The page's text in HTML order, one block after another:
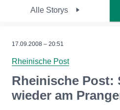
Alle Storys
17.09.2008 – 20:51
Rheinische Post
Rheinische Post:
wieder am